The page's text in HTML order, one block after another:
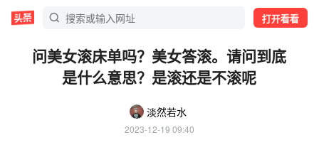
打开看看
问美女滚床单吗？美女答滚。请问到底
是什么意思？是滚还是不滚呢
淡然若水
2023-12-19 09:40